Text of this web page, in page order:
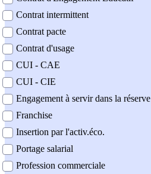
Contrat intermittent
Contrat pacte
Contrat d'usage
CUI - CAE
CUI - CIE
Engagement à servir dans la réserve
Franchise
Insertion par l'activ.éco.
Portage salarial
Profession commerciale